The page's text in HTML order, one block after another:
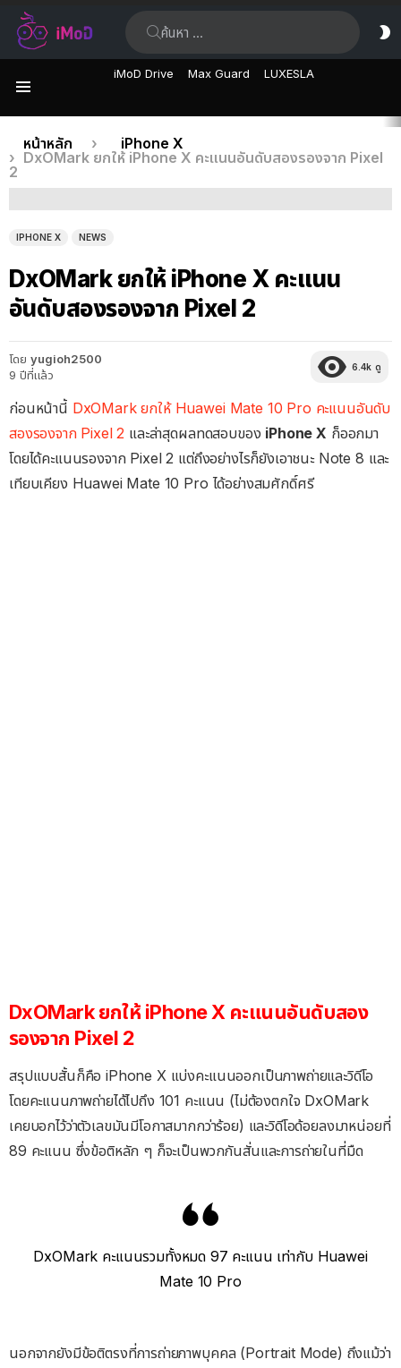
iMoD Drive Max Guard LUXESLA
เรื่อง
ล่าสุด
คุณอยู่ที่นี่:
หน้าหลัก
iPhone X
DxOMark ยกให้ iPhone X คะแนนอันดับสองรองจาก Pixel
2
IPHONE X NEWS
DxOMark ยกให้ iPhone X คะแนน
อันดับสองรองจาก Pixel 2
โดย yugioh2500
9 ปีที่แล้ว
6.4k ดู
ก่อนหน้านี้ DxOMark ยกให้ Huawei Mate 10 Pro คะแนนอันดับ
สองรองจาก Pixel 2 และล่าสุดผลทดสอบของ iPhone X ก็ออกมา
โดยได้คะแนนรองจาก Pixel 2 แต่ถึงอย่างไรก็ยังเอาชนะ Note 8 และ
เทียบเคียง Huawei Mate 10 Pro ได้อย่างสมศักดิ์ศรี
DxOMark ยกให้ iPhone X คะแนนอันดับสอง
รองจาก Pixel 2
สรุปแบบสั้นก็คือ iPhone X แบ่งคะแนนออกเป็นภาพถ่ายและวิดีโอ
โดยคะแนนภาพถ่ายได้ไปถึง 101 คะแนน (ไม่ต้องตกใจ DxOMark
เคยบอกไว้ว่าตัวเลขมันมีโอกาสมากกว่าร้อย) และวิดีโอด้อยลงมาหน่อยที่
89 คะแนน ซึ่งข้อติหลัก ๆ ก็จะเป็นพวกกันสั่นและการถ่ายในที่มืด
DxOMark คะแนนรวมทั้งหมด 97 คะแนน เท่ากับ Huawei
Mate 10 Pro
นอกจากยังมีข้อติตรงที่การถ่ายภาพบุคคล (Portrait Mode) ถึงแม้ว่า